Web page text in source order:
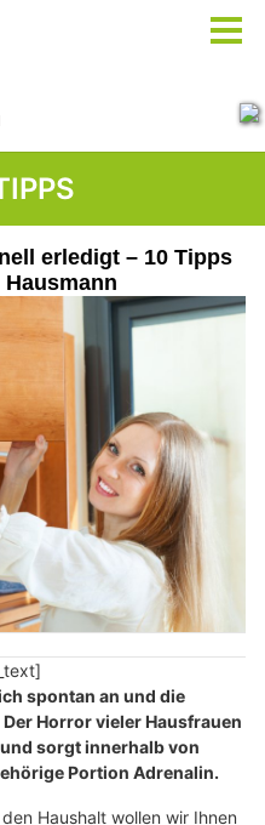
erledigt – 10 Tipps
spontan an und die
Horror vieler Hausfrauen
sorgt innerhalb von
Portion Adrenalin.
Haushalt wollen wir Ihnen